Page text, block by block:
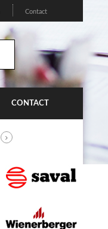
Contact
CONTACT